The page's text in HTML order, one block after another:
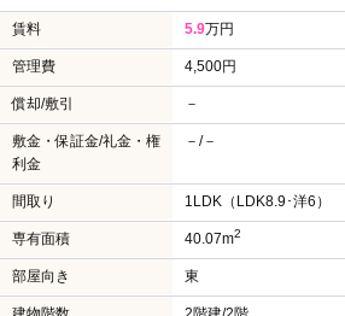
賃料 5.9万円
管理費 4,500円
償却/敷引 －
敷金・保証金/礼金・権
利金
－/－
間取り 1LDK（LDK8.9･洋6）
専有面積 40.07m2
部屋向き 東